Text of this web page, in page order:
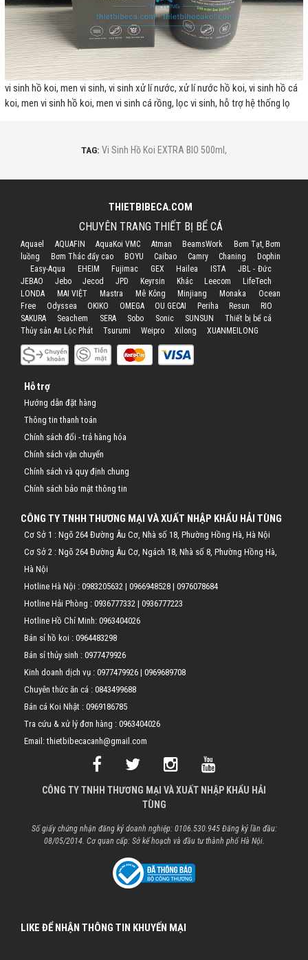
vi sinh hồ koi, men vi sinh, vi sinh xử lí nước, xử lí nước hồ koi, vi sinh hồ cá
koi, men vi sinh hồ koi, men vi sinh cá rồng, lọc vi sinh, hỗ trợ hệ thống lọ
TAG: Vi Sinh Hồ Koi EXTRA BIO 500ml ,
THIETBIBECA.COM
CHUYÊN TRANG THIẾT BỊ BỂ CÁ
Aquael AQUAFIN AquaKoi VMC Atman BeamsWork
Bơm Tạt, Bơm
luồng
Bơm Thác đẩy cao BOYU Caibao Camry Chaning
Dophin
Easy-Aqua
EHEIM Fujimac GEX Hailea ISTA
JBL - Đức
JEBAO
Jebo Jecod JPD Keyrsin Khác Leecom
LifeTech
LONDA
MAI VIỆT Mastra Mê Kông Minjiang Monaka
Ocean
Free
Odyssea OKIKO OMEGA OU GECAI Periha Resun
RIO
SAKURA
Seachem SERA Sobo Sonic SUNSUN
Thiết bị bể cá
Thủy sản An Lộc Phát
Tsurumi Weipro Xilong XUANMEILONG
Hỗ trợ
Hướng dẫn đặt hàng
Thông tin thanh toán
Chính sách đổi - trả hàng hóa
Chính sách vận chuyển
Chính sách và quy định chung
Chính sách bảo mật thông tin
CÔNG TY TNHH THƯƠNG MẠI VÀ XUẤT NHẬP KHẨU HẢI TÙNG
Cơ Sở 1 : Ngõ 264 Đường Âu Cơ, Nhà số 18, Phường Hồng Hà, Hà Nội
Cơ Sở 2 : Ngõ 264 Đường Âu Cơ, Ngách 18, Nhà số 8, Phường Hồng Hà,
Hà Nội
Hotline Hà Nội : 0983205632 | 0966948528 | 0976078684
Hotline Hải Phòng : 0936777332 | 0936777223
Hotline Hồ Chí Minh: 0963404026
Bán sỉ hồ koi : 0964483298
Bán sỉ thủy sinh : 0977479926
Kinh doanh dịch vụ : 0977479926 | 0969689708
Chuyên thức ăn cá : 0843499688
Bán cá Koi Nhật : 0969186785
Tra cứu & xử lý đơn hàng : 0963404026
Email: thietbibecacanh@gmail.com
CÔNG TY TNHH THƯƠNG MẠI VÀ XUẤT NHẬP KHẨU HẢI
TÙNG
Số giấy chứng nhận đăng ký doanh nghiệp: 0106.530.945 Đăng ký lần đầu:
08/05/2014. Cơ quan cấp: Sở kế hoạch và đầu tư thành phố Hà Nội.
LIKE ĐỂ NHẬN THÔNG TIN KHUYẾN MẠI